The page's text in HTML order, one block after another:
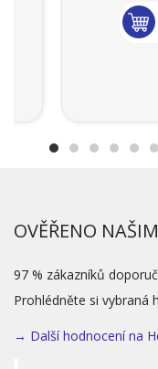
OVĚŘENO
97 % zákazníků
Prohlédněte si vybraná
→ Další hodnocení na